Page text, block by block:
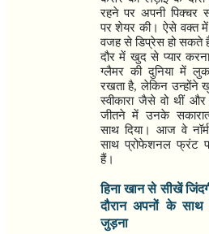
रहने पर अपनी पिक्चर
पर शेयर की। ऐसे वक्त
वजह से डिप्रेस हो सकते
दौर में खुद से प्यार
ग्लैमर की दुनिया में
रखता है,लेकिन उन्होंने
स्वीकारा जैसे वो थीं
जीतने में उनके
साथ दिया। आज वे
साथ प्रोफेशनल फ्रंट
हैं।
हिना खान से सीखें
दौरान अपनों के
जुड़ना